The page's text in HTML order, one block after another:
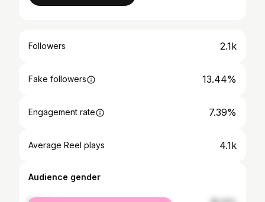
Followers 2.1k
Fake followers 13.44%
Engagement rate 7.39%
Average Reel plays 4.1k
Audience gender